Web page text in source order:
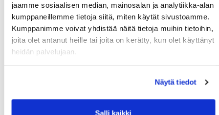
jaamme sosiaalisen median, mainosalan ja analytiikka-alan
kumppaneillemme tietoja siitä, miten käytät sivustoamme.
Kumppanimme voivat yhdistää näitä tietoja muihin tietoihin,
joita olet antanut heille tai joita on kerätty, kun olet käyttänyt
heidän palvelujaan.
Näytä tiedot
Salli kaikki
Download CampusMoWe-application
phone from AppStore or Play-store.